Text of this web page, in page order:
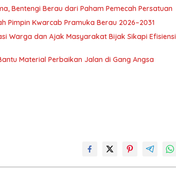
Bentengi Berau dari Paham Pemecah Persatuan
Pimpin Kwarcab Pramuka Berau 2026–2031
Warga dan Ajak Masyarakat Bijak Sikapi Efisiensi
Material Perbaikan Jalan di Gang Angsa